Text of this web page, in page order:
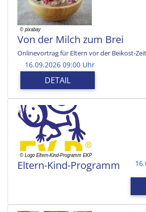
Von der Milch zum Brei
Onlinevortrag für Eltern vor der Beikost-
16.09.2026 09:00 Uhr
DETAIL
Eltern-Kind-Programm